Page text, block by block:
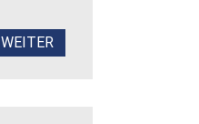
WEITER